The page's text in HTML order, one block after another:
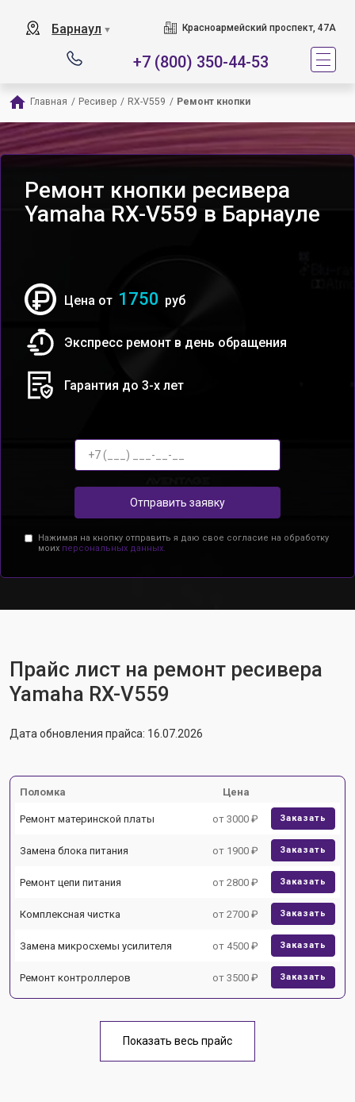
Барнаул ▼ Красноармейский проспект, 47А
+7 (800) 350-44-53
Главная / Ресивер / RX-V559 / Ремонт кнопки
Ремонт кнопки ресивера
Yamaha RX-V559 в Барнауле
Цена от 1750 руб
Экспресс ремонт в день обращения
Гарантия до 3-х лет
Отправить заявку
Нажимая на кнопку отправить я даю свое согласие на обработку
моих персональных данных.
Прайс лист на ремонт ресивера
Yamaha RX-V559
Дата обновления прайса: 16.07.2026
Поломка Цена
Ремонт материнской платы от 3000 ₽ Заказать
Замена блока питания от 1900 ₽ Заказать
Ремонт цепи питания от 2800 ₽ Заказать
Комплексная чистка от 2700 ₽ Заказать
Замена микросхемы усилителя от 4500 ₽ Заказать
Ремонт контроллеров от 3500 ₽ Заказать
Показать весь прайс